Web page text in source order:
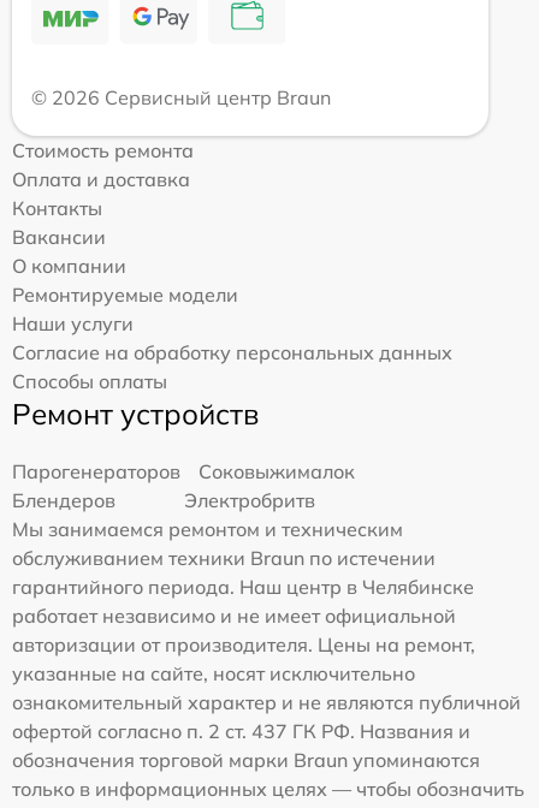
© 2026 Сервисный центр Braun
Стоимость ремонта
Оплата и доставка
Контакты
Вакансии
О компании
Ремонтируемые модели
Наши услуги
Согласие на обработку персональных данных
Способы оплаты
Ремонт устройств
Парогенераторов
Соковыжималок
Блендеров
Электробритв
Мы занимаемся ремонтом и техническим
обслуживанием техники Braun по истечении
гарантийного периода. Наш центр в Челябинске
работает независимо и не имеет официальной
авторизации от производителя. Цены на ремонт,
указанные на сайте, носят исключительно
ознакомительный характер и не являются публичной
офертой согласно п. 2 ст. 437 ГК РФ. Названия и
обозначения торговой марки Braun упоминаются
только в информационных целях — чтобы обозначить